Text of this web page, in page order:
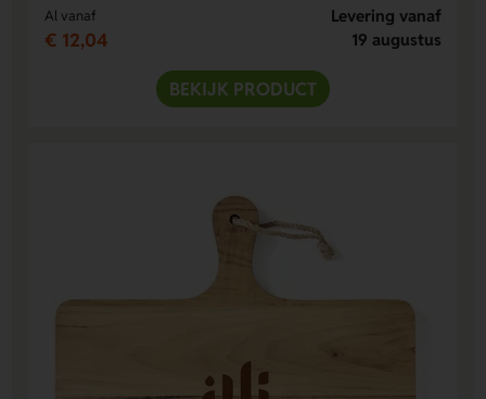
Al vanaf
€ 12,04
Levering vanaf
19 augustus
BEKIJK PRODUCT